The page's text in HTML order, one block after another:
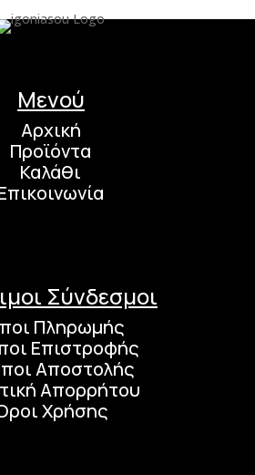
Μενού
Αρχική
Προϊόντα
Καλάθι
Σύνδεσμοι
Πληρωμής
Επιστροφής
Αποστολής
Απορρήτου
Χρήσης